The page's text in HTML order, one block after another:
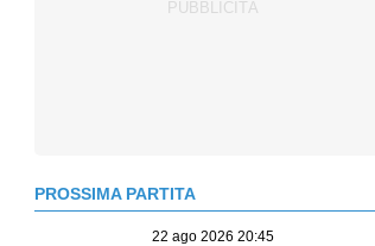
PROSSIMA PARTITA
22 ago 2026 20:45